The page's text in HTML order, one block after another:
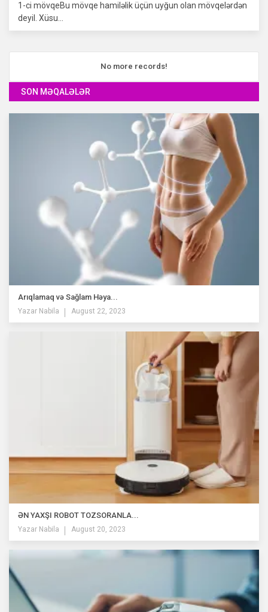
1-ci mövqeBu mövqe hamiləlik üçün uyğun olan mövqelərdən
deyil. Xüsu...
No more records!
SON MƏQALƏLƏR
Arıqlamaq və Sağlam Həya...
Yazar Nabila August 22, 2023
ƏN YAXŞI ROBOT TOZSORANLA...
Yazar Nabila August 20, 2023